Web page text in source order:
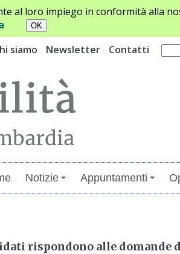
al loro impiego in conformità alla
siamo
Newsletter Contatti
Notizie Appuntamenti
rispondono alle domande